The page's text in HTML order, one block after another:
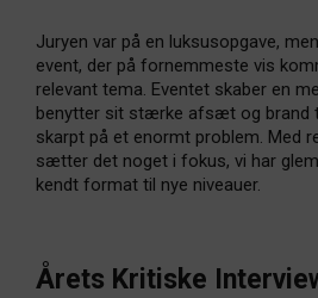
Juryen var på en luksusopgave,
event, der på fornemmeste vis
relevant tema. Eventet skaber en
benytter sit stærke afsæt og brand
skarpt på et enormt problem. Med
sætter det noget i fokus, vi har
kendt format til nye niveauer.
Årets Kritiske